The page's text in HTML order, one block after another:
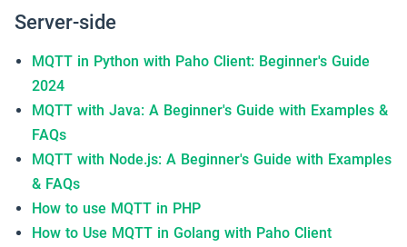
コミュニティ
MQTT
MQTTクイックスタート
MQTTチュートリアル
5k
Slack
ダウンロード EMQXを試す →
Server-side
MQTT in Python with Paho Client: Beginner's Guide
2024
MQTT with Java: A Beginner's Guide with Examples &
FAQs
MQTT with Node.js: A Beginner's Guide with Examples
& FAQs
How to use MQTT in PHP
How to Use MQTT in Golang with Paho Client